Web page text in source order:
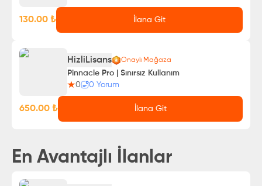
130.00 ₺ İlana Git
HizliLisans Onaylı Mağaza
Pinnacle Pro | Sınırsız Kullanım
0
0 Yorum
650.00 ₺ İlana Git
En Avantajlı İlanlar